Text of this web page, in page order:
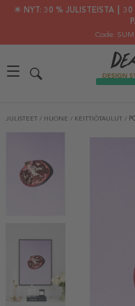
🌟 NYT: 30 % JULISTEISTA ┃
Code:
JULISTEET / HUONE / KEITTIÖTAULUT /